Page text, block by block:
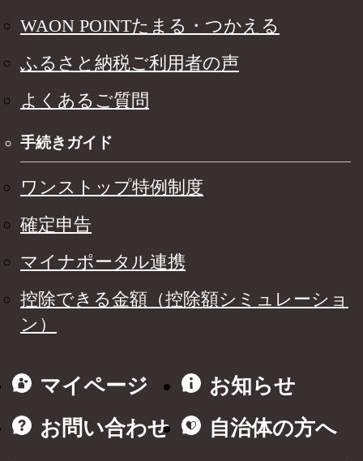
WAON POINTたまる・つかえる
ふるさと納税ご利用者の声
よくあるご質問
手続きガイド
ワンストップ特例制度
確定申告
マイナポータル連携
控除できる金額（控除額シミュレーショ
ン）
マイページ
お知らせ
お問い合わせ
自治体の方へ